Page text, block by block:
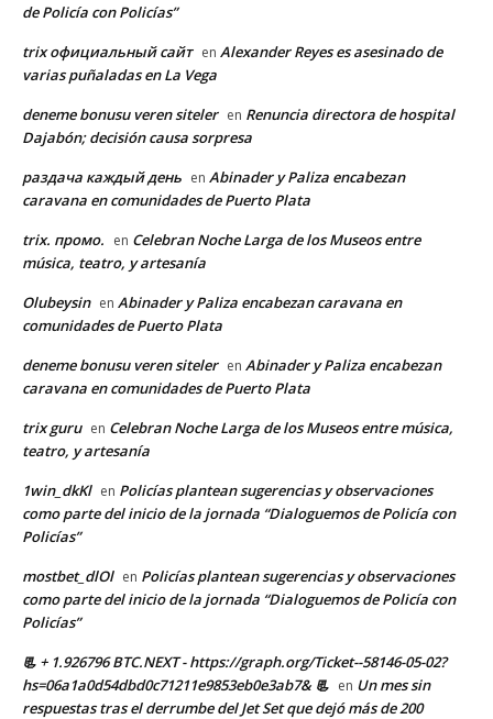
de Policía con Policías”
trix официальный сайт en Alexander Reyes es asesinado de
varias puñaladas en La Vega
deneme bonusu veren siteler en Renuncia directora de hospital
Dajabón; decisión causa sorpresa
раздача каждый день en Abinader y Paliza encabezan
caravana en comunidades de Puerto Plata
trix. промо. en Celebran Noche Larga de los Museos entre
música, teatro, y artesanía
Olubeysin en Abinader y Paliza encabezan caravana en
comunidades de Puerto Plata
deneme bonusu veren siteler en Abinader y Paliza encabezan
caravana en comunidades de Puerto Plata
trix guru en Celebran Noche Larga de los Museos entre música,
teatro, y artesanía
1win_dkKl en Policías plantean sugerencias y observaciones
como parte del inicio de la jornada “Dialoguemos de Policía con
Policías”
mostbet_dlOl en Policías plantean sugerencias y observaciones
como parte del inicio de la jornada “Dialoguemos de Policía con
Policías”
📃 + 1.926796 BTC.NEXT - https://graph.org/Ticket--58146-05-02?
hs=06a1a0d54dbd0c71211e9853eb0e3ab7& 📃 en Un mes sin
respuestas tras el derrumbe del Jet Set que dejó más de 200